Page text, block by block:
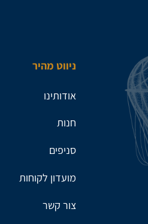
ניווט מהיר
אודותינו
חנות
סניפים
מועדון לקוחות
צור קשר